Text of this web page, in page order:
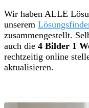
Wir haben ALLE
unserem
zusammengestellt.
auch die 4 Bilder 1
rechtzeitig online
aktualisieren.